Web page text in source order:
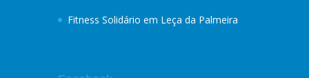
Fitness Solidário em Leça da Palmeira